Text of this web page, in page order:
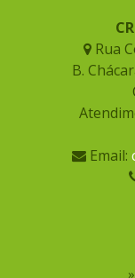
Rua
B.
Email: